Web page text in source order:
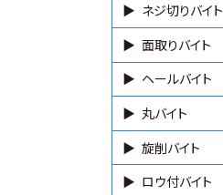
ネジ切りバイト
面取りバイト
ヘールバイト
丸バイト
旋削バイト
ロウ付バイト